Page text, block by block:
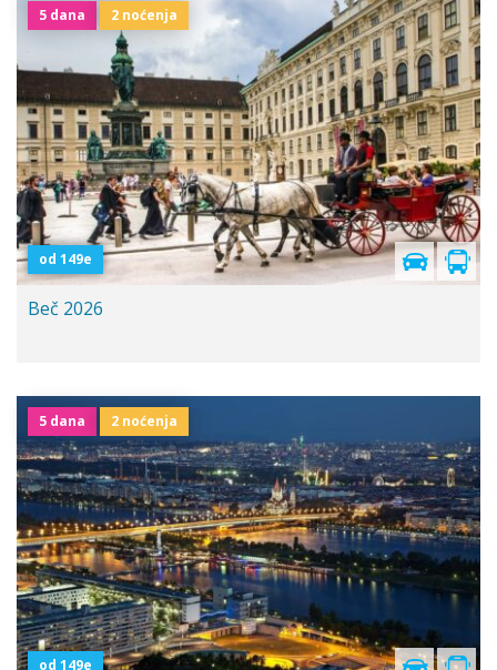
Mart - Decembar
5 dana 2 noćenja
od 149e
Beč 2026
Polazak iz Niša
5 dana 2 noćenja
od 149e